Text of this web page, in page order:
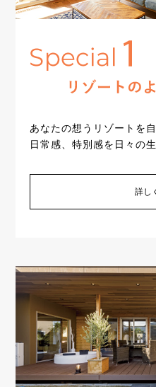
あなたの想うリゾートを
日常感、特別感を日々の生
詳し